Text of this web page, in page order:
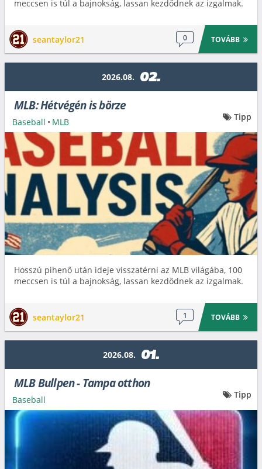
meccsen is túl a bajnokság, lassan kezdődnek az izgalmak.
seantaylor21 0 TOVÁBB
2026.08. 02.
MLB: Hétvégén is börze
Hosszú pihenő után ideje visszatérni az MLB világába, 100
meccsen is túl a bajnokság, lassan kezdődnek az izgalmak.
seantaylor21 1 TOVÁBB
Baseball • MLB Tipp
2026.08. 01.
MLB Bullpen - Tampa otthon
Baseball Tipp